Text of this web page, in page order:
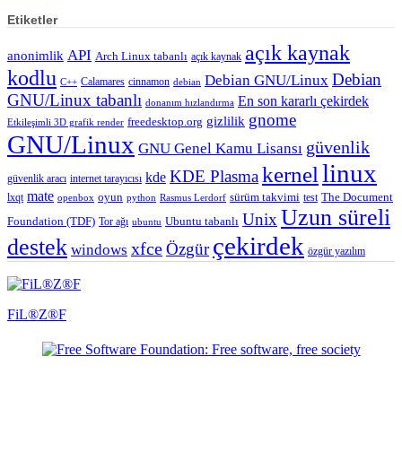
Etiketler
anonimlik API Arch Linux tabanlı açık kaynak açık kaynak
kodlu C++ Calamares cinnamon debian Debian GNU/Linux Debian
GNU/Linux tabanlı donanım hızlandırma En son kararlı çekirdek
Etkileşimli 3D grafik render freedesktop.org gizlilik gnome
GNU/Linux GNU Genel Kamu Lisansı güvenlik
güvenlik aracı internet tarayıcısı kde KDE Plasmakernel linux
lxqt mate openbox oyun python Rasmus Lerdorf sürüm takvimi test The Document
Foundation (TDF) Tor ağı ubuntu Ubuntu tabanlı Unix Uzun süreli
destek windows xfceÖzgür çekirdek özgür yazılım
FiL®Z®F